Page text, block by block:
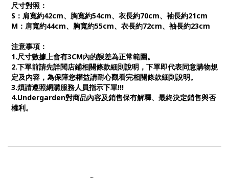
尺寸對照：
S：肩寬約42cm、胸寬約54cm、衣長約70cm、袖長約21cm
M：肩寬約44cm、胸寬約55cm、衣長約72cm、袖長約23cm
注意事項：
1.尺寸數據上會有3CM內的誤差為正常範圍。
2.下單前請先詳閱店鋪相關條款細則說明，下單即代表同意購物規
定及內容，為保障您權益請耐心觀看完相關條款細則說明。
3.煩請遵照網購服務人員指示下單!!!
4.Undergarden對商品內容及銷售保有解釋、最終決定銷售與否
權利。